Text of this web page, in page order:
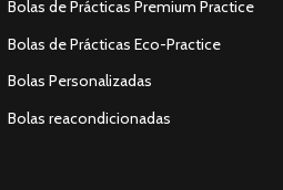
Bolas de Prácticas Premium Practice
Bolas de Prácticas Eco-Practice
Bolas Personalizadas
Bolas reacondicionadas